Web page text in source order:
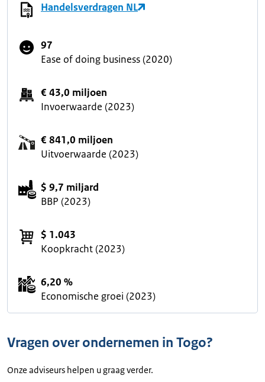
Handelsverdragen NL
97
Ease of doing business (2020)
€ 43,0 miljoen
Invoerwaarde (2023)
€ 841,0 miljoen
Uitvoerwaarde (2023)
$ 9,7 miljard
BBP (2023)
$ 1.043
Koopkracht (2023)
6,20 %
Economische groei (2023)
Vragen over ondernemen in Togo?
Onze adviseurs helpen u graag verder.